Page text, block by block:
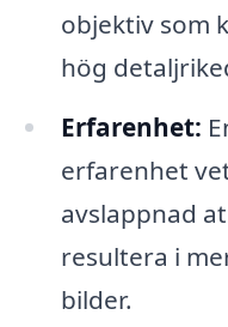
objektiv som
hög
Erfarenhet:
erfarenhet
avslappnad
resultera i
bilder.